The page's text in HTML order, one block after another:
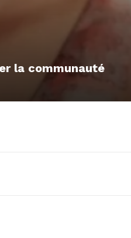
la communauté